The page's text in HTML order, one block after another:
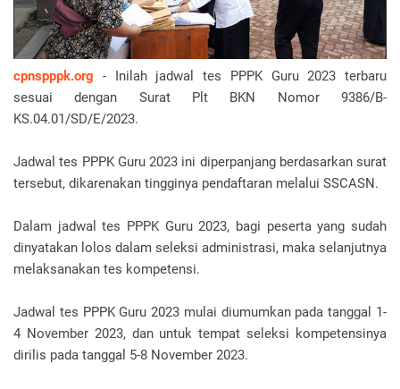
cpnspppk.org - Inilah jadwal tes PPPK Guru 2023 terbaru
sesuai dengan Surat Plt BKN Nomor 9386/B-
KS.04.01/SD/E/2023.
Jadwal tes PPPK Guru 2023 ini diperpanjang berdasarkan surat
tersebut, dikarenakan tingginya pendaftaran melalui SSCASN.
Dalam jadwal tes PPPK Guru 2023, bagi peserta yang sudah
dinyatakan lolos dalam seleksi administrasi, maka selanjutnya
melaksanakan tes kompetensi.
Jadwal tes PPPK Guru 2023 mulai diumumkan pada tanggal 1-
4 November 2023, dan untuk tempat seleksi kompetensinya
dirilis pada tanggal 5-8 November 2023.